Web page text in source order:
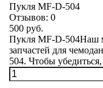
Пукля MF-D-504
Отзывов: 0
500 руб.
Пукля MF-D-504Наш
запчастей для
504. Чтобы убедиться,